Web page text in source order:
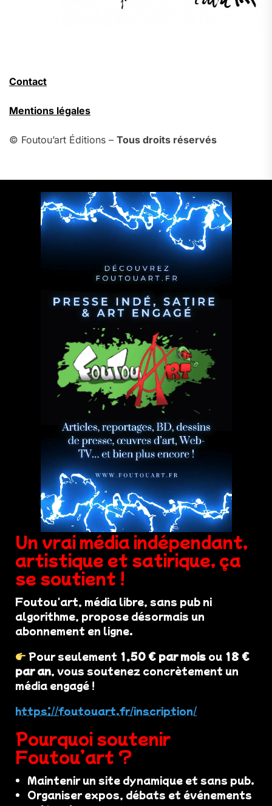
Contact
Mentions légales
© Foutou’art Éditions – Tous droits réservés
Un vrai média indépendant,
artistique et satirique, ça
se soutient !
Foutou'art, média libre, sans pub ni
algorithme, propose désormais un
abonnement en ligne.
Pour seulement 1,50 € par mois ou 18 €
par an, vous soutenez concrètement un
média engagé !
https://foutouart.fr/inscription/
Pourquoi soutenir
Foutou’art ?
Maintenir un site dynamique et sans pub.
Organiser expos, débats et événements